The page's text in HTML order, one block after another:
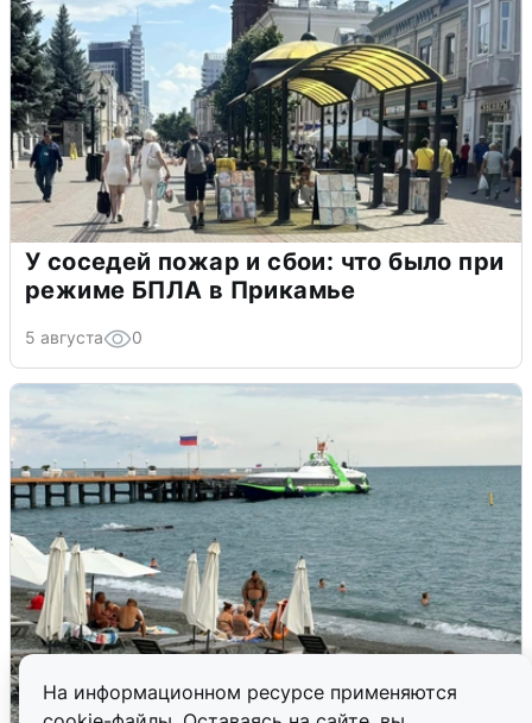
На информационном ресурсе применяются
У соседей пожар и сбои: что было при
режиме БПЛА в Прикамье
5 августа 0